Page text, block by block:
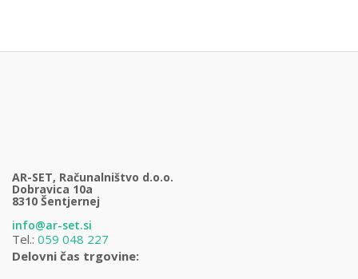
AR-SET, Računalništvo d.o.o.
Dobravica 10a
8310 Šentjernej
info@ar-set.si
Tel.: 059 048 227
Delovni čas trgovine: